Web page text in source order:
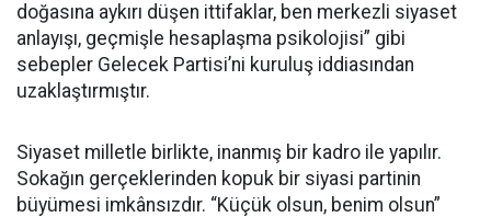
doğasına aykırı düşen ittifaklar, ben merkezli siyaset
anlayışı, geçmişle hesaplaşma psikolojisi” gibi
sebepler Gelecek Partisi’ni kuruluş iddiasından
uzaklaştırmıştır.
Siyaset milletle birlikte, inanmış bir kadro ile yapılır.
Sokağın gerçeklerinden kopuk bir siyasi partinin
büyümesi imkânsızdır. “Küçük olsun, benim olsun”